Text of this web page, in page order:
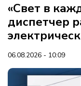
«Свет в
диспетчер
06.08.2026 - 10:09